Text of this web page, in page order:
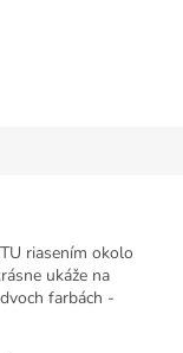
riasením okolo
ukáže na
farbách -